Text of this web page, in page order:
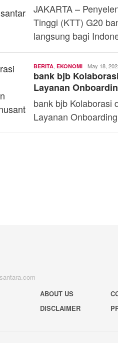
JAKARTA –
Tinggi (KTT) G20
langsung bagi
BERITA EKONOMI Andi
Mardana
May 18,
bank bjb
Layanan
bank bjb Kolaborasi
Layanan Onboarding
ABOUT US
DISCLAIMER